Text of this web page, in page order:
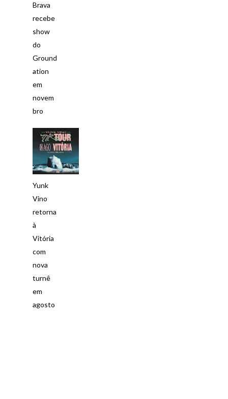
Brava
recebe
show
do
Ground
ation
em
novem
bro
Yunk
Vino
retorna
à
Vitória
com
nova
turnê
em
agosto